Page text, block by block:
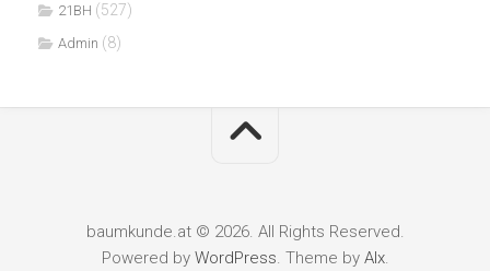
21BH (527)
Admin (8)
baumkunde.at © 2026. All Rights Reserved.
Powered by WordPress. Theme by Alx.